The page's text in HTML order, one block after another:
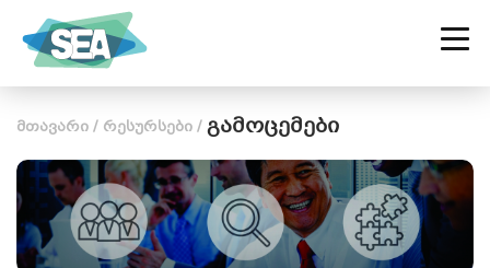
მთავარი / რესურსები / გამოცემები